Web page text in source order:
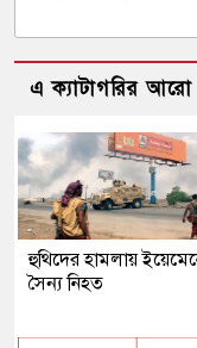
এ ক্যাটাগরির
হুথিদের হামলায়
সৈন্য নিহত